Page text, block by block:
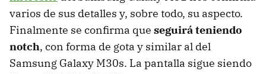
varios de sus detalles y, sobre todo, su aspecto.
Finalmente se confirma que seguirá teniendo
notch, con forma de gota y similar al del
Samsung Galaxy M30s. La pantalla sigue siendo